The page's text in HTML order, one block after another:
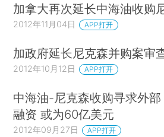
加拿大再次延长中海油收购
2012年11月04日 APP打开
加政府延长尼克森并购案审
2012年10月12日 APP打开
中海油-尼克森收购寻求外部
融资 或为60亿美元
2012年09月27日 APP打开